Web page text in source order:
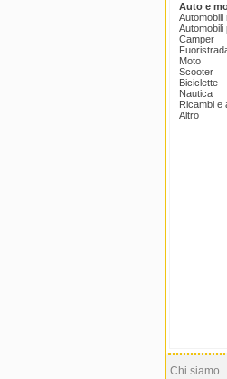
Auto e
Automobili
Automobili
Camper
Moto
Scooter
Biciclette
Nautica
Ricambi e
Altro
Chi siamo